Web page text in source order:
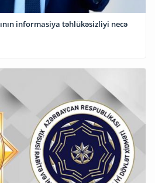
informasiya təhlükəsizliyi necə